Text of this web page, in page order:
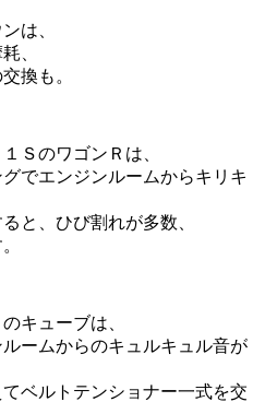
は、
、
換も。
ＳのワゴンＲは、
でエンジンルームからキリキ
と、ひび割れが多数、
キューブは、
ームからのキュルキュル音が
ベルトテンショナー一式を交